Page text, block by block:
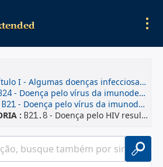
I - Algumas doenças infecciosas e parasitárias
- Doença pelo vírus da imunodeficiência humana [HIV]
B21 - Doença pelo vírus da imunodeficiência humana [HIV], resultando em neoplasias malignas
: B21.8 - Doença pelo HIV resultando em outras neoplasias malignas